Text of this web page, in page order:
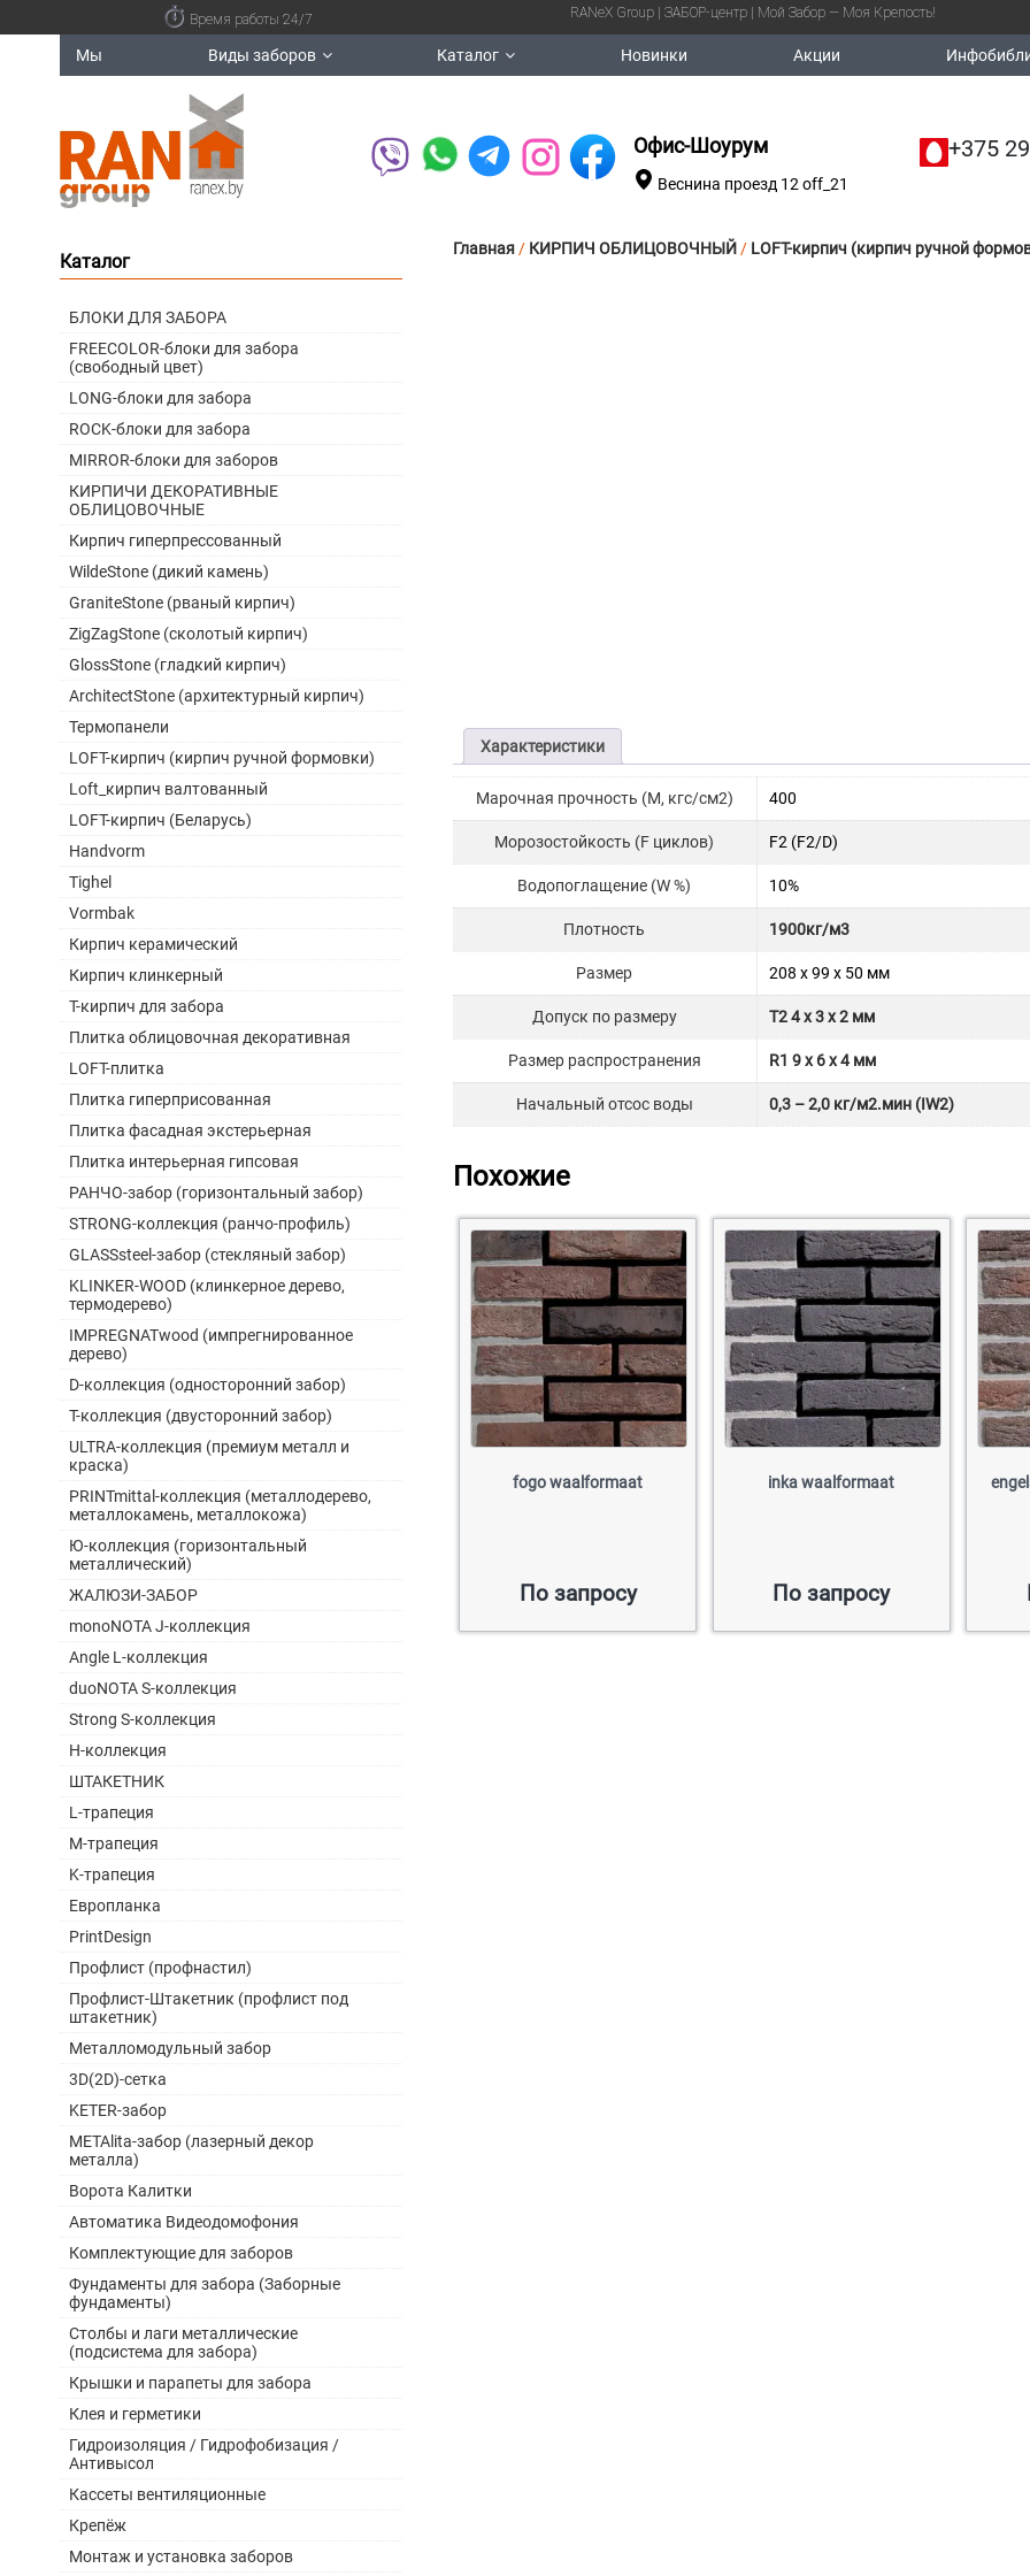
Время работы 24/7 RANeX Group | ЗАБОР-центр | Мой Забор — Моя Крепость!
Мы Виды заборов Каталог Новинки Акции
Офис-Шоурум
Веснина проезд 12 off_21
+375
Главная/ КИРПИЧ ОБЛИЦОВОЧНЫЙ/ LOFT-кирпич (кирпич ручной
Характеристики
Марочная прочность (М, кгс/см2) 400
Морозостойкость (F циклов) F2 (F2/D)
Водопоглащение (W %) 10%
Плотность 1900кг/м3
Размер 208 x 99 x 50 мм
Допуск по размеру T2 4 x 3 x 2 мм
Размер распространения R1 9 x 6 x 4 мм
Начальный отсос воды 0,3 – 2,0 кг/м2.мин (IW2)
Похожие
fogo waalformaat
По запросу
inka waalformaat
По запросу
Каталог
БЛОКИ ДЛЯ ЗАБОРА
FREECOLOR-блоки для забора
(свободный цвет)
LONG-блоки для забора
ROCK-блоки для забора
MIRROR-блоки для заборов
КИРПИЧИ ДЕКОРАТИВНЫЕ
ОБЛИЦОВОЧНЫЕ
Кирпич гиперпрессованный
WildeStone (дикий камень)
GraniteStone (рваный кирпич)
ZigZagStone (сколотый кирпич)
GlossStone (гладкий кирпич)
ArchitectStone (архитектурный кирпич)
Термопанели
LOFT-кирпич (кирпич ручной формовки)
Loft_кирпич валтованный
LOFT-кирпич (Беларусь)
Handvorm
Tighel
Vormbak
Кирпич керамический
Кирпич клинкерный
Т-кирпич для забора
Плитка облицовочная декоративная
LOFT-плитка
Плитка гиперприсованная
Плитка фасадная экстерьерная
Плитка интерьерная гипсовая
РАНЧО-забор (горизонтальный забор)
STRONG-коллекция (ранчо-профиль)
GLASSsteel-забор (стекляный забор)
KLINKER-WOOD (клинкерное дерево,
термодерево)
IMPREGNATwood (импрегнированное
дерево)
D-коллекция (односторонний забор)
Т-коллекция (двусторонний забор)
ULTRA-коллекция (премиум металл и
краска)
PRINTmittal-коллекция (металлодерево,
металлокамень, металлокожа)
Ю-коллекция (горизонтальный
металлический)
ЖАЛЮЗИ-ЗАБОР
monoNOTA J-коллекция
Angle L-коллекция
duoNOTA S-коллекция
Strong S-коллекция
H-коллекция
ШТАКЕТНИК
L-трапеция
M-трапеция
K-трапеция
Европланка
PrintDesign
Профлист (профнастил)
Профлист-Штакетник (профлист под
штакетник)
Металломодульный забор
3D(2D)-сетка
KETER-забор
METAlita-забор (лазерный декор
металла)
Ворота Калитки
Автоматика Видеодомофония
Комплектующие для заборов
Фундаменты для забора (Заборные
фундаменты)
Столбы и лаги металлические
(подсистема для забора)
Крышки и парапеты для забора
Клея и герметики
Гидроизоляция / Гидрофобизация /
Антивысол
Кассеты вентиляционные
Крепёж
Монтаж и установка заборов